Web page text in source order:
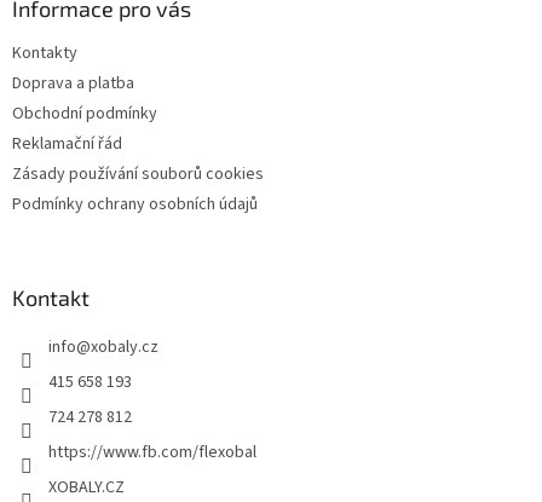
Informace pro vás
Kontakty
Doprava a platba
Obchodní podmínky
Reklamační řád
Zásady používání souborů cookies
Podmínky ochrany osobních údajů
Kontakt
info@xobaly.cz
415 658 193
724 278 812
https://www.fb.com/flexobal
XOBALY.CZ